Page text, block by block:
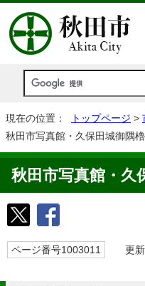
現在の位置： トップページ >
秋田市写真館・久保田城御隅櫓
秋田市写真館・久
ページ番号1003011 更新